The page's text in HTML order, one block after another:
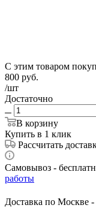
С этим товаром
800 руб.
/шт
Достаточно
В корзину
Купить в 1 клик
Рассчитать
Самовывоз -
работы
Доставка по Москве